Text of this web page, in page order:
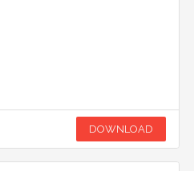
DOWNLOAD